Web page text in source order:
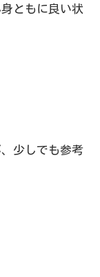
ともに良い状
少しでも参考